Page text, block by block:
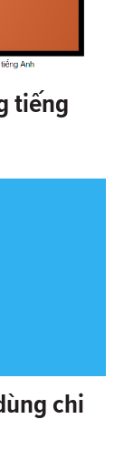
tiếng
chi